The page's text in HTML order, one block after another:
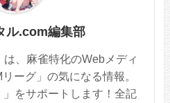
ル.com編集部
は、麻雀特化のWebメディ
ーグ」の気になる情報。
をサポートします！全記